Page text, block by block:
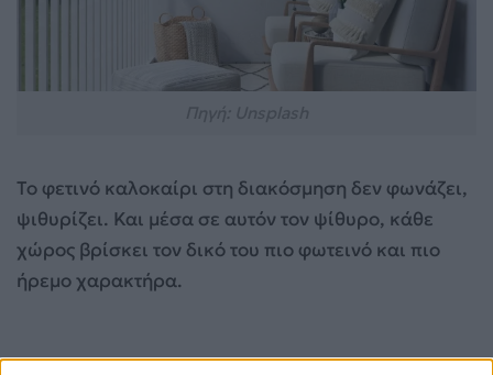
Το φετινό καλοκαίρι στη διακόσμηση δεν φωνάζει,
ψιθυρίζει. Και μέσα σε αυτόν τον ψίθυρο, κάθε
χώρος βρίσκει τον δικό του πιο φωτεινό και πιο
ήρεμο χαρακτήρα.